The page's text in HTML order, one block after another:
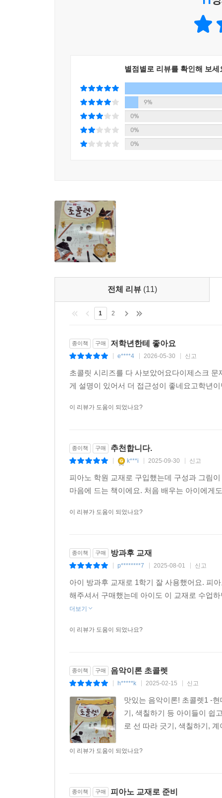
별점별로 리뷰를 확인해 보세
9%
0%
0%
0%
전체 리뷰 (11)
1 2
종이책 구매 저학년한테 좋아요
e****4 2026-05-30 신고
초콜릿 시리즈를 다 사보았어요다이제스크
게 설명이 있어서 더 접근성이 좋네요고학년
이 리뷰가 도움이 되었나요?
종이책 구매 추천합니다.
k***i 2025-09-30 신고
피아노 학원 교재로 구입했는데 구성과 그림
마음에 드는 책이에요. 처음 배우는 아이에게
이 리뷰가 도움이 되었나요?
종이책 구매 방과후 교재
p********7 2025-08-01 신고
아이 방과후 교재로 1학기 잘 사용했어요. 피
해주셔서 구매했는데 아이도 이 교재로 수업
더보기
이 리뷰가 도움이 되었나요?
종이책 구매 음악이론 초콜렛
h*****k 2025-02-15 신고
맛있는 음악이론! 초콜렛1 -
기, 색칠하기 등 아이들이 쉽
로 선 따라 긋기, 색칠하기,
이 리뷰가 도움이 되었나요?
종이책 구매 피아노 교재로 준비